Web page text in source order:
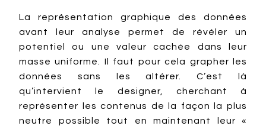
La représentation graphique des données
avant leur analyse permet de révéler un
potentiel ou une valeur cachée dans leur
masse uniforme. Il faut pour cela grapher les
données sans les altérer. C’est là
qu’intervient le designer, cherchant à
représenter les contenus de la façon la plus
neutre possible tout en maintenant leur «